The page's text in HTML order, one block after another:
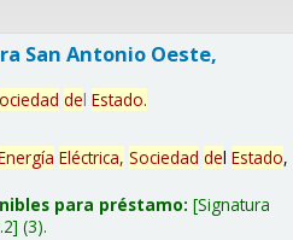
San Antonio Oeste,
del Estado.
Eléctrica, Sociedad del Estado,
para préstamo: Signatura
(3).